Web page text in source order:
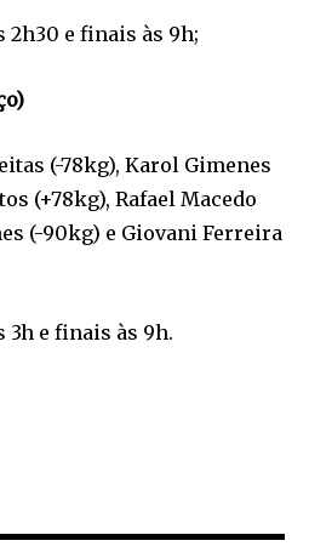
e finais às 9h;
(-78kg), Karol Gimenes
(+78kg), Rafael Macedo
(-90kg) e Giovani Ferreira
e finais às 9h.